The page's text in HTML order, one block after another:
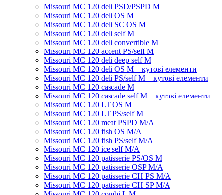
Missouri MC 120 deli PSD/PSPD M
Missouri MC 120 deli OS M
Missouri MC 120 deli SC OS M
Missouri MC 120 deli self M
Missouri MC 120 deli convertible M
Missouri MC 120 accent PS/self M
Missouri MC 120 deli deep self M
Missouri MC 120 deli OS M – кутові елементи
Missouri MC 120 deli PS/self M – кутові елементи
Missouri MC 120 cascade M
Missouri MC 120 cascade self M – кутові елементи
Missouri MC 120 LT OS M
Missouri MC 120 LT PS/self M
Missouri MC 120 meat PSРD M/A
Missouri MC 120 fish OS M/A
Missouri MC 120 fish PS/self M/A
Missouri MC 120 ice self M/A
Missouri MC 120 patisserie PS/OS M
Missouri МC 120 patisserie OSP M/A
Missouri MC 120 patisserie CH PS M/A
Missouri MC 120 patisserie CH SP M/A